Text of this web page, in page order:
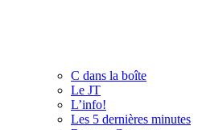
C dans la boîte
Le JT
L’info!
Les 5 dernières minutes